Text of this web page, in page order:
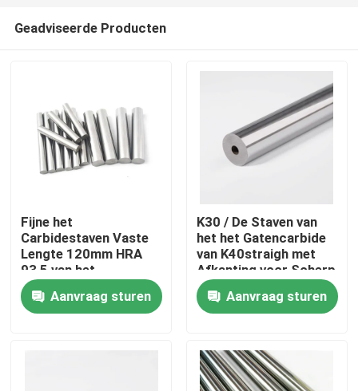
Huis
Producten
Geadviseerde Producten
Fijne het
Carbidestaven Vaste
Lengte 120mm HRA
93,5 van het
grondwolfram K10
ultra Aanvraag sturen
K30 / De Staven van
het het Gatencarbide
van K40straigh met
Afkanting voor Scherp
Staal
Aanvraag sturen